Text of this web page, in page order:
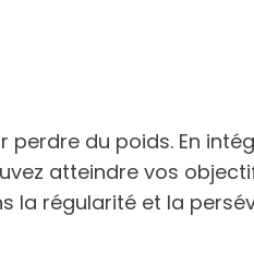
du poids. En
atteindre vos
la régularité et la